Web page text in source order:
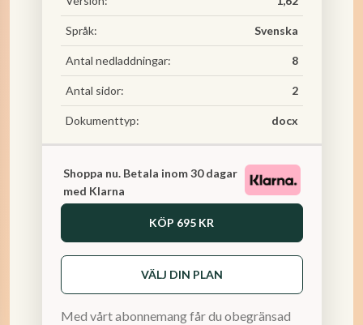
Språk: Svenska
Antal nedladdningar: 8
Antal sidor: 2
Dokumenttyp: docx
Shoppa nu. Betala inom 30 dagar
med Klarna
KÖP 695 KR
VÄLJ DIN PLAN
Med vårt abonnemang får du obegränsad